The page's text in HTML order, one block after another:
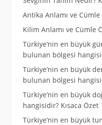
Antika Anlamı ve
Kilim Anlamı ve Cümle
Türkiye’nin en büyük
bulunan bölgesi
Türkiye’nin en büyük
bulunan bölgesi
Türkiye’nin en büyük
hangisidir? Kısaca Özet
Türkiye’nin en büyük